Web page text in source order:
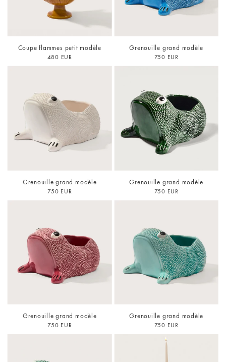
Coupe flammes petit modèle
480 EUR
Grenouille grand modèle
750 EUR
Grenouille grand modèle
750 EUR
Grenouille grand modèle
750 EUR
Grenouille grand modèle
750 EUR
Grenouille grand modèle
750 EUR